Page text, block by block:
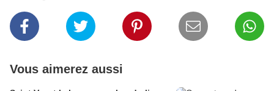
Vous aimerez aussi